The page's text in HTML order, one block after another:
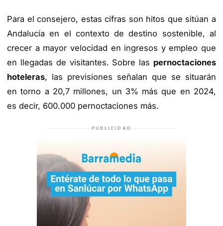
Para el consejero, estas cifras son hitos que sitúan a
Andalucía en el contexto de destino sostenible, al
crecer a mayor velocidad en ingresos y empleo que
en llegadas de visitantes. Sobre las pernoctaciones
hoteleras, las previsiones señalan que se situarán
en torno a 20,7 millones, un 3% más que en 2024,
es decir, 600.000 pernoctaciones más.
PUBLICIDAD